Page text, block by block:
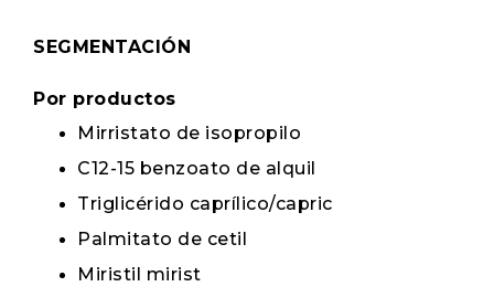
SEGMENTACIÓN
Por productos
Mirristato de isopropilo
C12-15 benzoato de alquil
Triglicérido caprílico/capric
Palmitato de cetil
Miristil mirist